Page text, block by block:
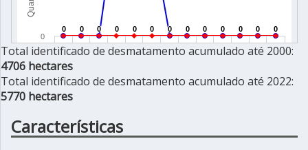
Total identificado de desmatamento acumulado até 2000:
4706 hectares
Total identificado de desmatamento acumulado até 2022:
5770 hectares
Características